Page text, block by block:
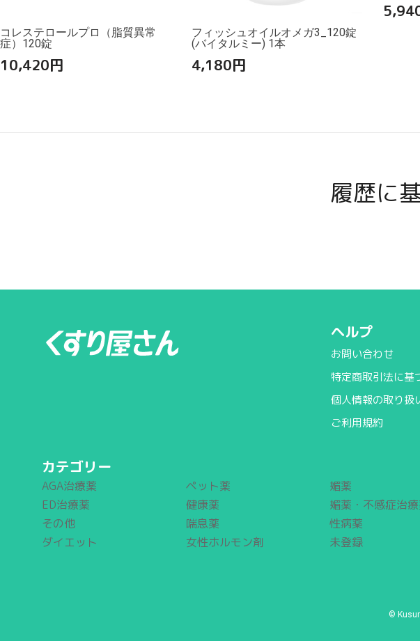
コレステロールプロ（脂質異常
症）120錠
10,420円
フィッシュオイルオメガ3_120錠
(バイタルミー) 1本
4,180円
履歴に
ヘルプ
お問い合わせ
特定商取引法に基
個人情報の取り扱
ご利用規約
カテゴリー
AGA治療薬
ED治療薬
その他
ダイエット
ペット薬
健康薬
喘息薬
女性ホルモン剤
媚薬
媚薬・不感症治
性病薬
未登録
©